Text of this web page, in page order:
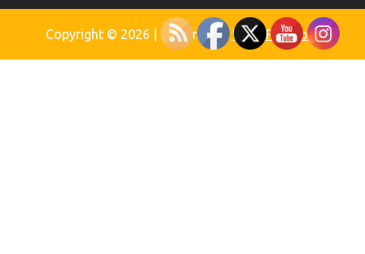
Copyright © 2026 | Powered byWordPress.org